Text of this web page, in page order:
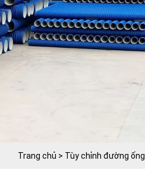
Trang chủ > Tùy chỉnh đường ống